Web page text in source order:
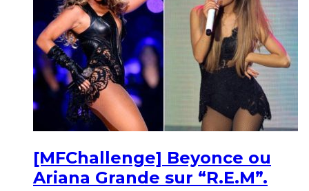
[MFChallenge] Beyonce ou
Ariana Grande sur “R.E.M”.